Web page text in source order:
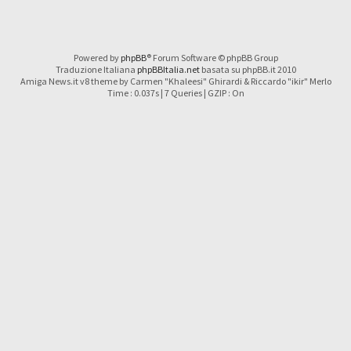
Powered by phpBB® Forum Software © phpBB Group
Traduzione Italiana phpBBItalia.netbasata su phpBB.it 2010
Amiga News.it v8 theme by Carmen "Khaleesi" Ghirardi & Riccardo "ikir" Merlo
Time : 0.037s | 7 Queries | GZIP : On